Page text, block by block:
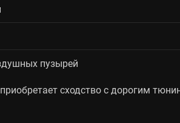
пузырей
сходство с дорогим